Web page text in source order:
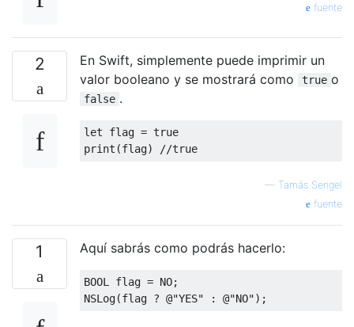
fuente
2
En Swift, simplemente puede imprimir un
valor booleano y se mostrará como
true o
false .
let flag = true
print (flag) //true
— Tamás Sengel
fuente
1 Aquí sabrás como podrás hacerlo:
BOOL flag = NO;
NSLog(flag ? @"YES" : @"NO");